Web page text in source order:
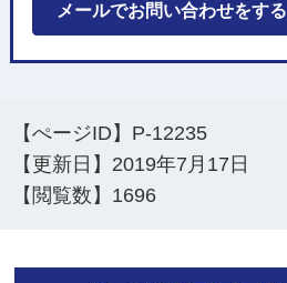
メールでお問い合わせをする
【ぺージID】 P-12235
【更新日】 2019年7月17日
【閲覧数】 1696